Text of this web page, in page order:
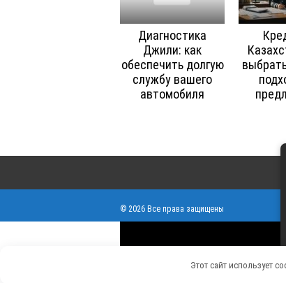
Диагностика
Джили: как
обеспечить долгую
службу вашего
автомобиля
© 2026 Все права защищены
Этот сайт использует